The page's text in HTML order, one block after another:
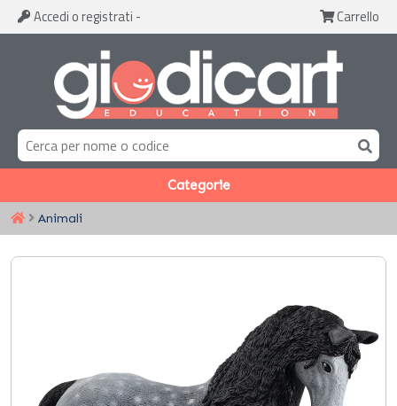
Accedi o registrati - Carrello
Categorie
Animali